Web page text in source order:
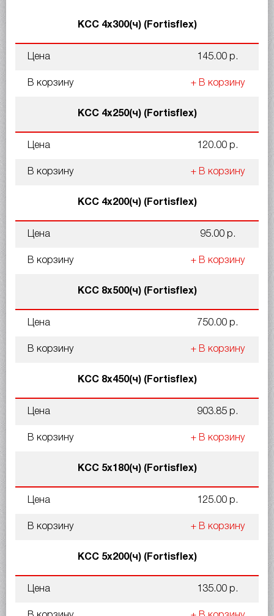
КСС 4x300(ч) (Fortisflex)
Цена 145.00 р.
В корзину + В корзину
КСС 4x250(ч) (Fortisflex)
Цена 120.00 р.
В корзину + В корзину
КСС 4x200(ч) (Fortisflex)
Цена 95.00 р.
В корзину + В корзину
КСС 8x500(ч) (Fortisflex)
Цена 750.00 р.
В корзину + В корзину
КСС 8x450(ч) (Fortisflex)
Цена 903.85 р.
В корзину + В корзину
КСС 5х180(ч) (Fortisflex)
Цена 125.00 р.
В корзину + В корзину
КСС 5x200(ч) (Fortisflex)
Цена 135.00 р.